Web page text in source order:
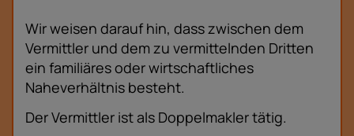
Wir weisen darauf hin, dass zwischen dem
Vermittler und dem zu vermittelnden Dritten
ein familiäres oder wirtschaftliches
Naheverhältnis besteht.
Der Vermittler ist als Doppelmakler tätig.